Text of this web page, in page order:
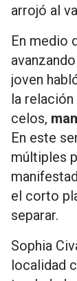
arrojó al
En medio
joven
la
celos,
En este
múltiples
el corto
separar.
Sophia
localidad